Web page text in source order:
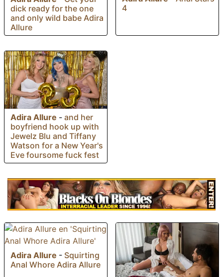
dick ready for the one
and only wild babe Adira
Allure
4
Adira Allure - and her
boyfriend hook up with
Jewelz Blu and Tiffany
Watson for a New Year's
Eve foursome fuck fest
Adira Allure - Squirting
Anal Whore Adira Allure